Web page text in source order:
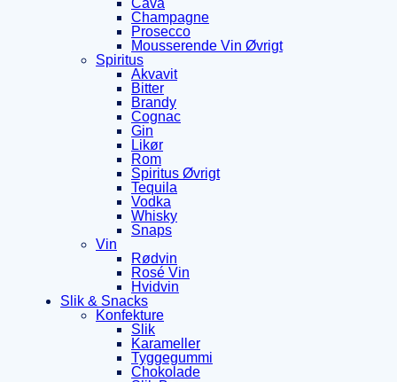
Cava
Champagne
Prosecco
Mousserende Vin Øvrigt
Spiritus
Akvavit
Bitter
Brandy
Cognac
Gin
Likør
Rom
Spiritus Øvrigt
Tequila
Vodka
Whisky
Snaps
Vin
Rødvin
Rosé Vin
Hvidvin
Slik & Snacks
Konfekture
Slik
Karameller
Tyggegummi
Chokolade